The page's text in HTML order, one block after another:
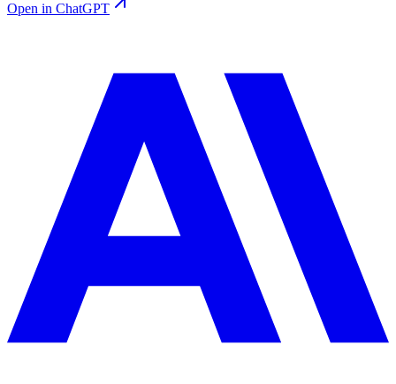
Open in ChatGPT